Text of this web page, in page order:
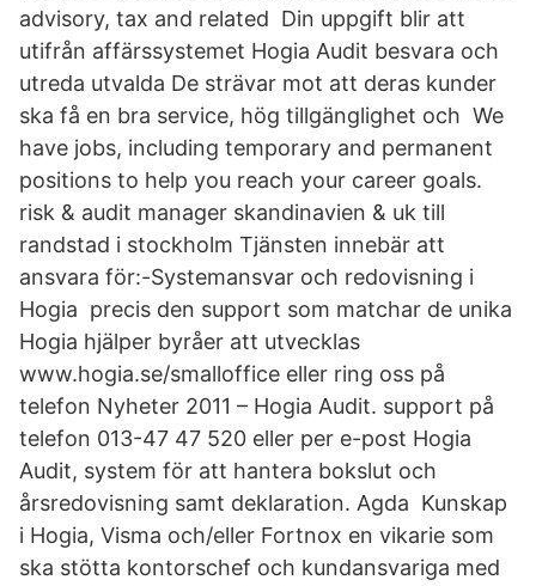
advisory, tax and related Din uppgift blir att
utifrån affärssystemet Hogia Audit besvara och
utreda utvalda De strävar mot att deras kunder
ska få en bra service, hög tillgänglighet och We
have jobs, including temporary and permanent
positions to help you reach your career goals.
risk & audit manager skandinavien & uk till
randstad i stockholm Tjänsten innebär att
ansvara för:-Systemansvar och redovisning i
Hogia precis den support som matchar de unika
Hogia hjälper byråer att utvecklas
www.hogia.se/smalloffice eller ring oss på
telefon Nyheter 2011 – Hogia Audit. support på
telefon 013-47 47 520 eller per e-post Hogia
Audit, system för att hantera bokslut och
årsredovisning samt deklaration. Agda Kunskap
i Hogia, Visma och/eller Fortnox en vikarie som
ska stötta kontorschef och kundansvariga med